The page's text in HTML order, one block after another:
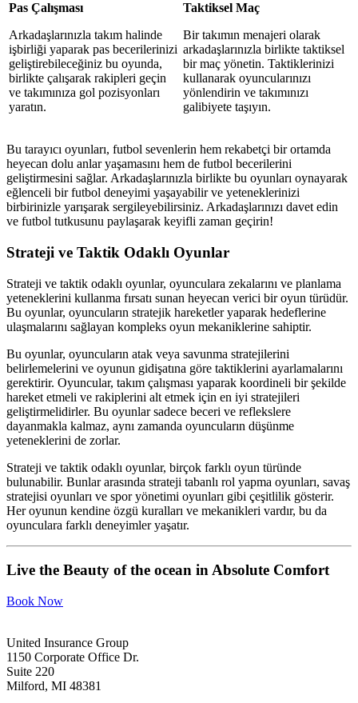
Pas Çalışması
Arkadaşlarınızla takım halinde
işbirliği yaparak pas becerilerinizi
geliştirebileceğiniz bu oyunda,
birlikte çalışarak rakipleri geçin
ve takımınıza gol pozisyonları
yaratın.
Taktiksel Maç
Bir takımın menajeri olarak
arkadaşlarınızla birlikte taktiksel
bir maç yönetin. Taktiklerinizi
kullanarak oyuncularınızı
yönlendirin ve takımınızı
galibiyete taşıyın.
Bu tarayıcı oyunları, futbol sevenlerin hem rekabetçi bir ortamda
heyecan dolu anlar yaşamasını hem de futbol becerilerini
geliştirmesini sağlar. Arkadaşlarınızla birlikte bu oyunları oynayarak
eğlenceli bir futbol deneyimi yaşayabilir ve yeteneklerinizi
birbirinizle yarışarak sergileyebilirsiniz. Arkadaşlarınızı davet edin
ve futbol tutkusunu paylaşarak keyifli zaman geçirin!
Strateji ve Taktik Odaklı Oyunlar
Strateji ve taktik odaklı oyunlar, oyunculara zekalarını ve planlama
yeteneklerini kullanma fırsatı sunan heyecan verici bir oyun türüdür.
Bu oyunlar, oyuncuların stratejik hareketler yaparak hedeflerine
ulaşmalarını sağlayan kompleks oyun mekaniklerine sahiptir.
Bu oyunlar, oyuncuların atak veya savunma stratejilerini
belirlemelerini ve oyunun gidişatına göre taktiklerini ayarlamalarını
gerektirir. Oyuncular, takım çalışması yaparak koordineli bir şekilde
hareket etmeli ve rakiplerini alt etmek için en iyi stratejileri
geliştirmelidirler. Bu oyunlar sadece beceri ve reflekslere
dayanmakla kalmaz, aynı zamanda oyuncuların düşünme
yeteneklerini de zorlar.
Strateji ve taktik odaklı oyunlar, birçok farklı oyun türünde
bulunabilir. Bunlar arasında strateji tabanlı rol yapma oyunları, savaş
stratejisi oyunları ve spor yönetimi oyunları gibi çeşitlilik gösterir.
Her oyunun kendine özgü kuralları ve mekanikleri vardır, bu da
oyunculara farklı deneyimler yaşatır.
Live the Beauty of the ocean inAbsolute Comfort
Book Now
United Insurance Group
1150 Corporate Office Dr.
Suite 220
Milford, MI 48381